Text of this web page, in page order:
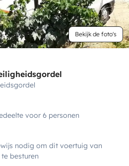
Bekijk de foto's
voor 6 personen
nodig om dit voertuig van
besturen